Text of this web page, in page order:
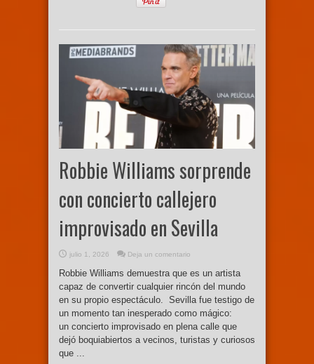
Robbie Williams sorprende
con concierto callejero
improvisado en Sevilla
julio 1, 2026 Deja un comentario
Robbie Williams demuestra que es un artista
capaz de convertir cualquier rincón del mundo
en su propio espectáculo. Sevilla fue testigo de
un momento tan inesperado como mágico:
un concierto improvisado en plena calle que
dejó boquiabiertos a vecinos, turistas y curiosos
que ...